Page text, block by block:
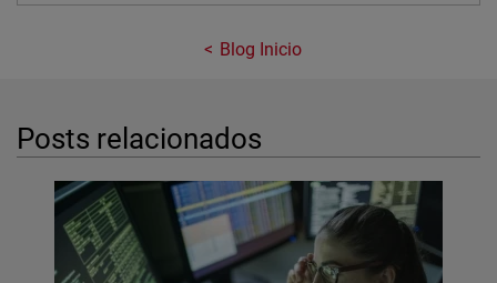
Blog Inicio
Posts relacionados